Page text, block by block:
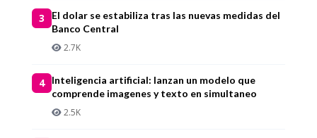
3
El dolar se estabiliza tras las nuevas medidas del
Banco Central
2.7K
4
Inteligencia artificial: lanzan un modelo que
comprende imagenes y texto en simultaneo
2.5K